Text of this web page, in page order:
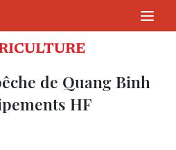
de Quang Binh
HF